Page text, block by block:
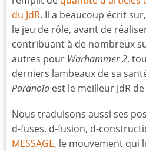
du JdR. Il a beaucoup écrit
le jeu de rôle, avant de
contribuant à de nombreux
autres pour Warhammer 2,
derniers lambeaux de sa
Paranoïa est le meilleur JdR de
Nous traduisons aussi ses
d-fuses, d-fusion, d-
MESSAGE, le mouvement qui